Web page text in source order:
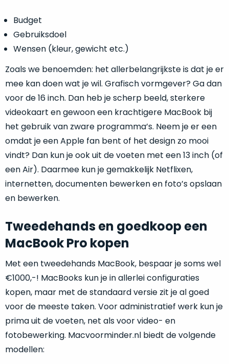
Budget
Gebruiksdoel
Wensen (kleur, gewicht etc.)
Zoals we benoemden: het allerbelangrijkste is dat je er
mee kan doen wat je wil. Grafisch vormgever? Ga dan
voor de 16 inch. Dan heb je scherp beeld, sterkere
videokaart en gewoon een krachtigere MacBook bij
het gebruik van zware programma’s. Neem je er een
omdat je een Apple fan bent of het design zo mooi
vindt? Dan kun je ook uit de voeten met een 13 inch (of
een Air). Daarmee kun je gemakkelijk Netflixen,
internetten, documenten bewerken en foto’s opslaan
en bewerken.
Tweedehands en goedkoop een
MacBook Pro kopen
Met een tweedehands MacBook, bespaar je soms wel
€1000,-! MacBooks kun je in allerlei configuraties
kopen, maar met de standaard versie zit je al goed
voor de meeste taken. Voor administratief werk kun je
prima uit de voeten, net als voor video- en
fotobewerking. Macvoorminder.nl biedt de volgende
modellen: